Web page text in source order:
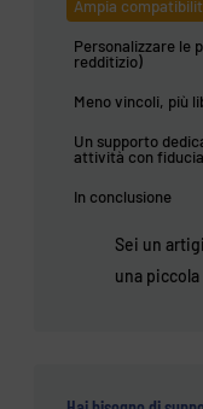
Ampia
Personalizzare le
redditizio)
Meno vincoli, più
Un supporto
attività con fiducia
In conclusione
Sei un
una